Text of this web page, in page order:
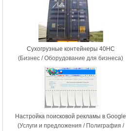
Сухогрузные контейнеры 40НС
(Бизнес / Оборудование для бизнеса)
Настройка поисковой рекламы в Google
(Услуги и предложения / Полиграфия /